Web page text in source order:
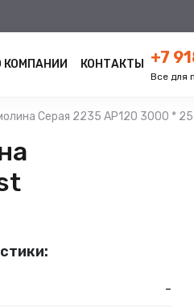
КОМПАНИИ КОНТАКТЫ +7
Все для
Серая 2235 AP120 3000 *
-